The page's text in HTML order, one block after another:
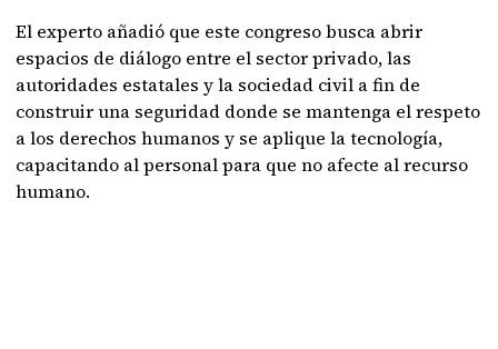
El experto añadió que este congreso busca abrir
espacios de diálogo entre el sector privado, las
autoridades estatales y la sociedad civil a fin de
construir una seguridad donde se mantenga el respeto
a los derechos humanos y se aplique la tecnología,
capacitando al personal para que no afecte al recurso
humano.